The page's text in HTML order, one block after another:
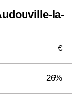
la-
- €
26%